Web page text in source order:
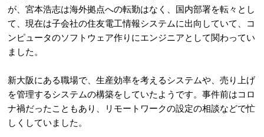
が、宮本浩志は海外拠点への転勤はなく、国内部署を転々とし
て、現在は子会社の住友電工情報システムに出向していて、コ
ンピュータのソフトウェア作りにエンジニアとして関わってい
ました。
新大阪にある職場で、生産効率を考えるシステムや、売り上げ
を管理するシステムの構築をしていたようです。事件前はコロ
ナ禍だったこともあり、リモートワークの設定の相談などで忙
しくしていました。